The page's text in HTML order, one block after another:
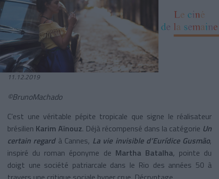
11.12.2019
©BrunoMachado
C’est une véritable pépite tropicale que signe le réalisateur
brésilien Karim Aïnouz. Déjà récompensé dans la catégorie Un
certain regardà Cannes, La vie invisible d’Eurídice Gusmão,
inspiré du roman éponyme de Martha Batalha, pointe du
doigt une société patriarcale dans le Rio des années 50 à